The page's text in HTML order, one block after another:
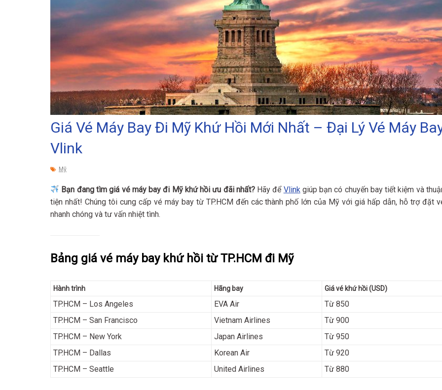
Giá Vé Máy Bay Đi Mỹ Khứ Hồi Mới Nhất – Đại Lý Vé Máy
Vlink
Mỹ
Bạn đang tìm giá vé máy bay đi Mỹ khứ hồi ưu đãi nhất?Hãy để Vlink giúp bạn có chuyến bay tiết kiệm và
tiện nhất! Chúng tôi cung cấp vé máy bay từ TP.HCM đến các thành phố lớn của Mỹ với giá hấp dẫn, hỗ trợ đặt
nhanh chóng và tư vấn nhiệt tình.
Bảng giá vé máy bay khứ hồi từ TP.HCM đi Mỹ
Hành trình Hãng bay Giá vé khứ hồi (USD)
TP.HCM – Los Angeles EVA Air
Từ 850
TP.HCM – San Francisco
Vietnam Airlines
Từ 900
TP.HCM – New York
Japan Airlines
Từ 950
TP.HCM – Dallas
Korean Air
Từ 920
TP.HCM – Seattle
United Airlines Từ 880